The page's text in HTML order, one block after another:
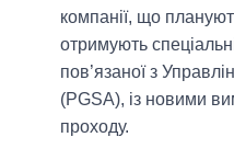
компанії, що
отримують
пов’язаної з
(PGSA), із новими
проходу.